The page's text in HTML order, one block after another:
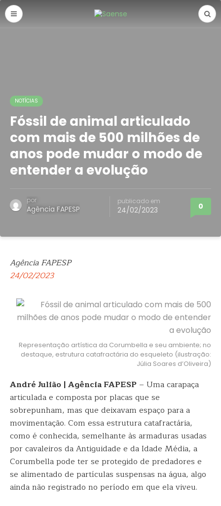
NOTÍCIAS
Fóssil de animal articulado
com mais de 500 milhões de
anos pode mudar o modo de
entender a evolução
por
Agência FAPESP
publicado em
24/02/2023 0
Agência FAPESP
24/02/2023
Representação artística da Corumbella e seu ambiente; no
destaque, estrutura catafractária do esqueleto (ilustração:
Júlia Soares d’Oliveira)
André Julião | Agência FAPESP – Uma carapaça
articulada e composta por placas que se
sobrepunham, mas que deixavam espaço para a
movimentação. Com essa estrutura catafractária,
como é conhecida, semelhante às armaduras usadas
por cavaleiros da Antiguidade e da Idade Média, a
Corumbella pode ter se protegido de predadores e
se alimentado de partículas suspensas na água, algo
ainda não registrado no período em que ela viveu.